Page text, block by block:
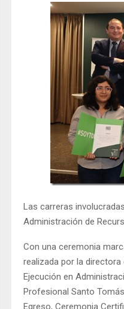
Las carreras
Administración de
Con una ceremonia
realizada por la
Ejecución en
Profesional Santo
Egreso, Ceremonia